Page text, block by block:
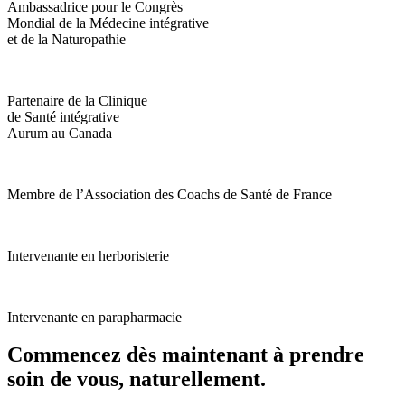
Ambassadrice pour le Congrès
Mondial de la Médecine intégrative
et de la Naturopathie
Partenaire de la Clinique
de Santé intégrative
Aurum au Canada
Membre de l’Association des Coachs de Santé de France
Intervenante en herboristerie
Intervenante en parapharmacie
Commencez dès maintenant à prendre
soin de vous, naturellement.